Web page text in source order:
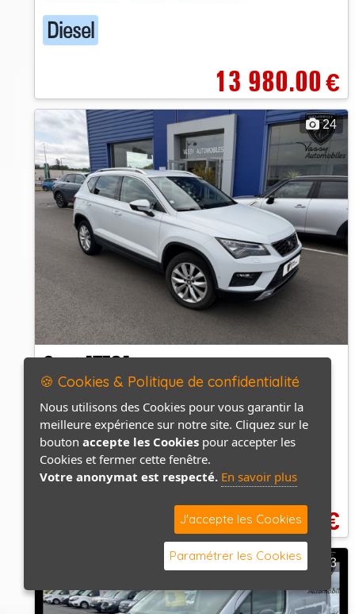
Diesel
13 980.00€
24
Seat ATECA
1.6 TDI 115 Ecomotive S&S DSG7 Urban Adv
141900 km 2018 Automatique
Diesel
13 900.00 €
3
🍪 Cookies & Politique de confidentialité
Nous utilisons des Cookies pour vous garantir la
meilleure expérience sur notre site. Cliquez sur le
bouton accepte les Cookies pour accepter les
Cookies et fermer cette fenêtre.
Votre anonymat est respecté. En savoir plus
J'accepte les Cookies
Paramétrer les Cookies